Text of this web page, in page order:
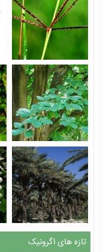
تازه های اگرونیک